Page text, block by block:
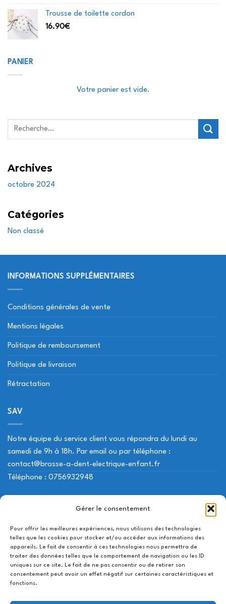
Gérer le consentement
Pour offrir les meilleures expériences, nous utilisons des technologies
telles que les cookies pour stocker et/ou accéder aux informations des
appareils. Le fait de consentir à ces technologies nous permettra de
traiter des données telles que le comportement de navigation ou les ID
uniques sur ce site. Le fait de ne pas consentir ou de retirer son
consentement peut avoir un effet négatif sur certaines caractéristiques et
fonctions.
Trousse de toilette cordon
16.90€
PANIER
Votre panier est vide.
Recherche
Archives
octobre 2024
Catégories
Non classé
INFORMATIONS SUPPLÉMENTAIRES
Conditions générales de vente
Mentions légales
Politique de remboursement
Politique de livraison
Rétractation
SAV
Notre équipe du service client vous répondra du lundi au
samedi de 9h à 18h. Par email ou par téléphone :
contact@brosse-a-dent-electrique-enfant.fr
Téléphone : 0756932948
Mon compte
Contactez-nous
Suivi de livraison